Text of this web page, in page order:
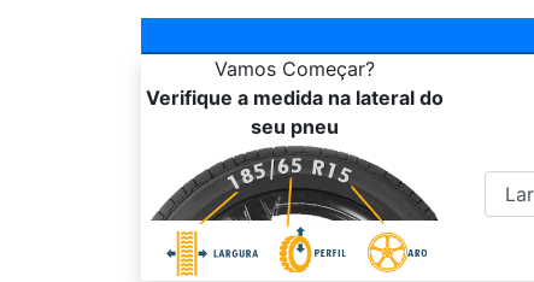
Vamos Começar?
Verifique a medida na lateral do
seu pneu